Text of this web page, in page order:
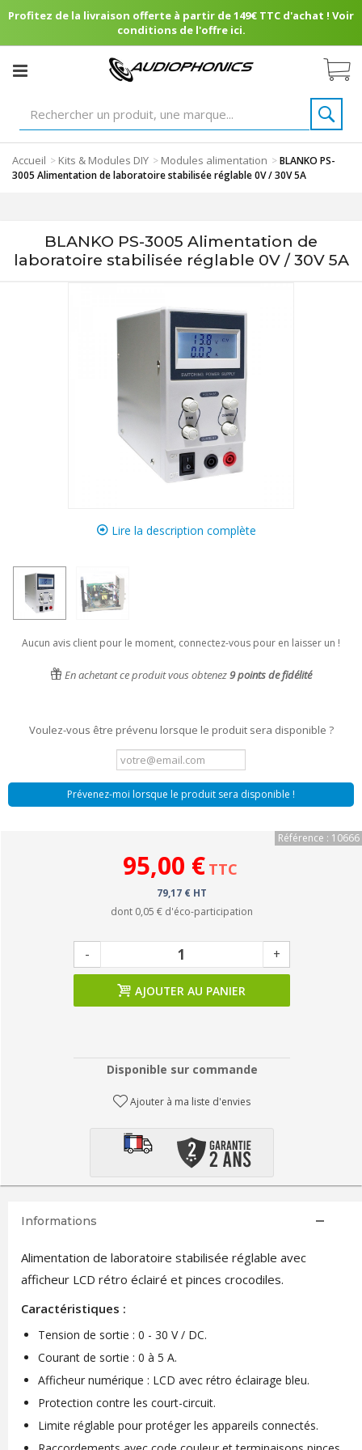
Profitez de la livraison offerte à partir de 149€ TTC d'achat ! Voir
conditions de l'offre ici.
Accueil > Kits & Modules DIY > Modules alimentation >BLANKO PS-
3005 Alimentation de laboratoire stabilisée réglable 0V / 30V 5A
BLANKO PS-3005 Alimentation de
laboratoire stabilisée réglable 0V / 30V 5A
Lire la description complète
Aucun avis client pour le moment, connectez-vous pour en laisser un !
En achetant ce produit vous obtenez9points de fidélité
Voulez-vous être prévenu lorsque le produit sera disponible ?
Prévenez-moi lorsque le produit sera disponible !
Référence : 10666
95,00 € TTC
79,17 € HT
dont 0,05 € d'éco-participation
- +
AJOUTER AU PANIER
Disponible sur commande
Ajouter à ma liste d'envies
Informations
Alimentation de laboratoire stabilisée réglable avec
afficheur LCD rétro éclairé et pinces crocodiles.
Caractéristiques :
Tension de sortie : 0 - 30 V / DC.
Courant de sortie : 0 à 5 A.
Afficheur numérique : LCD avec rétro éclairage bleu.
Protection contre les court-circuit.
Limite réglable pour protéger les appareils connectés.